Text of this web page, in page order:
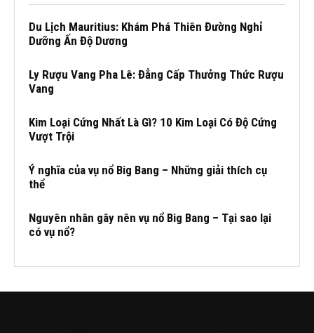
Du Lịch Mauritius: Khám Phá Thiên Đường Nghỉ
Dưỡng Ấn Độ Dương
Ly Rượu Vang Pha Lê: Đẳng Cấp Thưởng Thức Rượu
Vang
Kim Loại Cứng Nhất Là Gì? 10 Kim Loại Có Độ Cứng
Vượt Trội
Ý nghĩa của vụ nổ Big Bang – Những giải thích cụ
thể
Nguyên nhân gây nên vụ nổ Big Bang – Tại sao lại
có vụ nổ?